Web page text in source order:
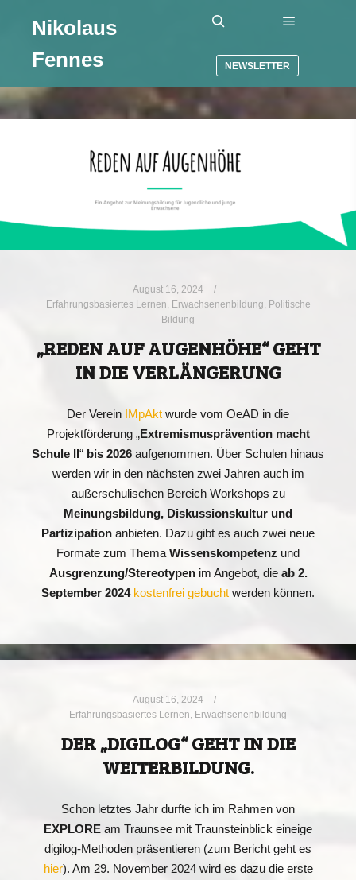
Nikolaus
Fennes
NEWSLETTER
August 16, 2024
Erfahrungsbasiertes Lernen
Erwachsenenbildung
Politische
Bildung
„REDEN AUF AUGENHÖHE“ GEHT
IN DIE VERLÄNGERUNG
Der Verein IMpAkt wurde vom OeAD in die
Projektförderung „Extremismusprävention macht
Schule II“ bis 2026 aufgenommen. Über Schulen hinaus
werden wir in den nächsten zwei Jahren auch im
außerschulischen Bereich Workshops zu
Meinungsbildung, Diskussionskultur und
Partizipation anbieten. Dazu gibt es auch zwei neue
Formate zum Thema Wissenskompetenz und
Ausgrenzung/Stereotypenim Angebot, die ab 2.
September 2024 kostenfrei gebucht werden können.
August 16, 2024
Erfahrungsbasiertes Lernen
Erwachsenenbildung
DER „DIGILOG“ GEHT IN DIE
WEITERBILDUNG.
Schon letztes Jahr durfte ich im Rahmen von
EXPLORE am Traunsee mit Traunsteinblick eineige
digilog-Methoden präsentieren (zum Bericht geht es
hier). Am 29. November 2024 wird es dazu die erste